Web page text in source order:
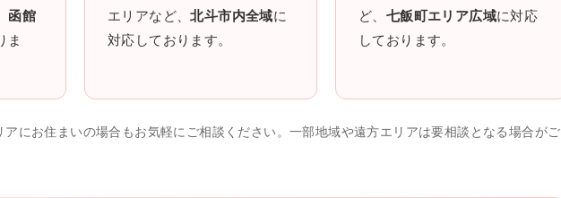
函館
ま
エリアなど、北斗市内全域に
対応しております。
ど、 七飯町エリア広域に対応
しております。
にお住まいの場合もお気軽にご相談ください。一部地域や遠方エリアは要相談となる場合がご